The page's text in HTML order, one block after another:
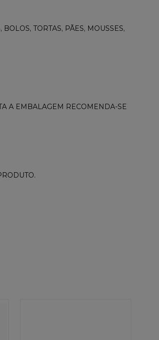
TORTAS, PÃES, MOUSSES,
A EMBALAGEM RECOMENDA-SE